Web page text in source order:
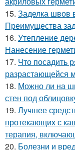
15. Заделка швов
Преимущества
16. Утепление
Нанесение
17. Что посадить
разрастающейся
18. Можно ли на
стен под
19. Лучшее
протекающих с
терапия,
20. Болезни и